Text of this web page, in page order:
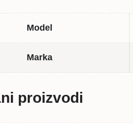
Model
Marka
proizvodi